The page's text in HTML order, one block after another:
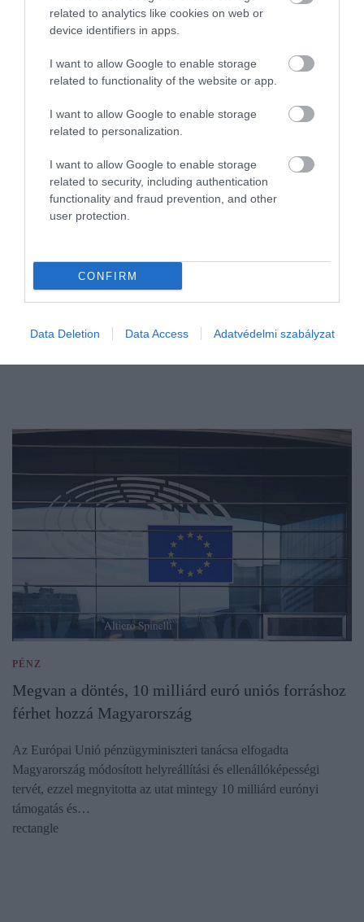
related to analytics like cookies on web or
device identifiers in apps.
I want to allow Google to enable storage
related to functionality of the website or app.
I want to allow Google to enable storage
related to personalization.
I want to allow Google to enable storage
related to security, including authentication
functionality and fraud prevention, and other
user protection.
CONFIRM
Data Deletion Data Access Adatvédelmi szabályzat
Így bukta el 146 millióját a csalók csömöri
áldozata
Banki ügyintézőnek és rendőrnek adták ki magukat a csalók, akik
több tízmilliós átutalásokra. A rendőrség az ügy miatt ismét adott
néhány…
PÉNZ
Megvan a döntés, 10 milliárd euró uniós forráshoz
férhet hozzá Magyarország
Az Európai Unió pénzügyminiszteri tanácsa elfogadta
Magyarország módosított helyreállítási és ellenállóképességi
tervét, ezzel megnyitotta az utat mintegy 10 milliárd eurónyi
támogatás és…
rectangle